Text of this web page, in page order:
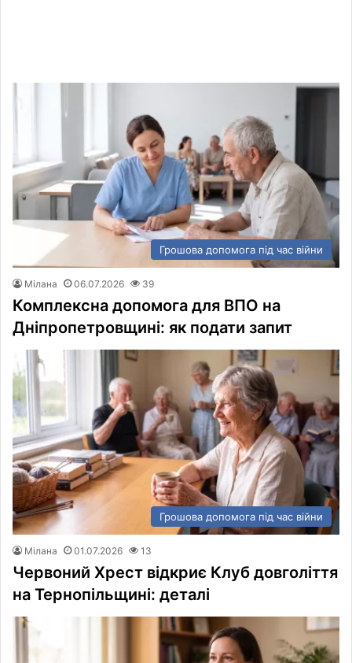
Грошова допомога під час війни
Мілана 06.07.2026 39
Комплексна допомога для ВПО на
Дніпропетровщині: як подати запит
Грошова допомога під час війни
Мілана 01.07.2026 13
Червоний Хрест відкриє Клуб довголіття
на Тернопільщині: деталі